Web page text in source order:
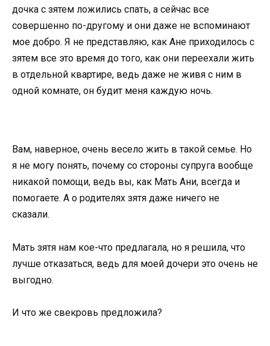
дочка с зятем ложились спать, а сейчас все
совершенно по-другому и они даже не вспоминают
мое добро. Я не представляю, как Ане приходилось с
зятем все это время до того, как они переехали жить
в отдельной квартире, ведь даже не живя с ним в
одной комнате, он будит меня каждую ночь.
Вам, наверное, очень весело жить в такой семье. Но
я не могу понять, почему со стороны супруга вообще
никакой помощи, ведь вы, как Мать Ани, всегда и
помогаете. А о родителях зятя даже ничего не
сказали.
Мать зятя нам кое-что предлагала, но я решила, что
лучше отказаться, ведь для моей дочери это очень не
выгодно.
И что же свекровь предложила?